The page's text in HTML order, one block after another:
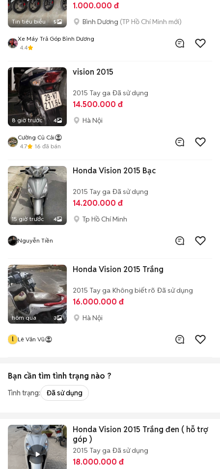
Tin tiêu biểu 5
1.000.000 đ
Bình Dương (TP Hồ Chí Minh mới)
Xe Máy Trả Góp Bình Dương
4.4
8 giờ trước 4
vision 2015
2015 Tay ga Đã sử dụng
14.500.000 đ
Hà Nội
Cường Củ Cải
4.7
16 đã bán
15 giờ trước 4
Honda Vision 2015 Bạc
2015 Tay ga Đã sử dụng
14.200.000 đ
Tp Hồ Chí Minh
Nguyễn Tiền
hôm qua 3
Honda Vision 2015 Trắng
2015 Tay ga Không biết rõ Đã sử dụng
16.000.000 đ
Hà Nội
l Lê Văn Vũ
Bạn cần tìm tình trạng nào ?
Tình trạng: Đã sử dụng
Honda Vision 2015 Trắng đen ( hỗ trợ
góp )
2015 Tay ga Đã sử dụng
18.000.000 đ